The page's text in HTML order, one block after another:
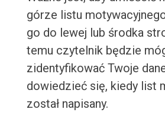
górze listu
go do lewej lub środka
temu czytelnik będzie
zidentyfikować Twoje
dowiedzieć się, kiedy list
został napisany.